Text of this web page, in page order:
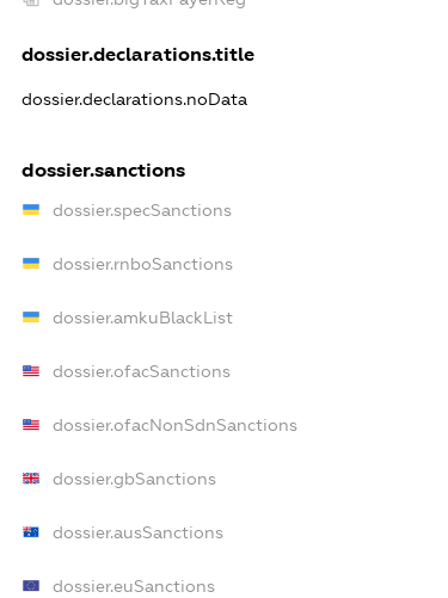
dossier.declarations.title
dossier.declarations.noData
dossier.sanctions
dossier.specSanctions
dossier.rnboSanctions
dossier.amkuBlackList
dossier.ofacSanctions
dossier.ofacNonSdnSanctions
dossier.gbSanctions
dossier.ausSanctions
dossier.euSanctions